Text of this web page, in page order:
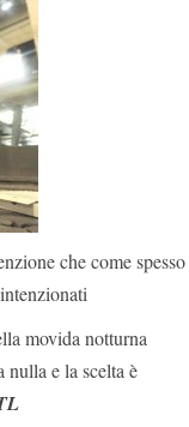
che come spesso
movida notturna
nulla e la scelta è